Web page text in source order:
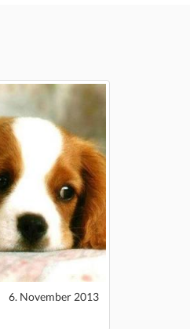
6. November 2013